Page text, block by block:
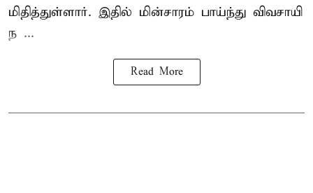
மிதித்துள்ளார். இதில் மின்சாரம் பாய்ந்து விவசாயி
ந ...
Read More